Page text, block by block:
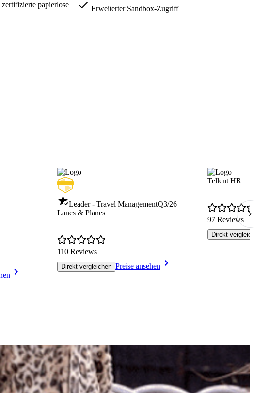
papierlose
Erweiterter Sandbox-Zugriff
Leader - Travel ManagementQ3/26
Lanes & Planes
110 Reviews
Direkt vergleichen Preise ansehen
Tellent HR
97 Reviews
Direkt